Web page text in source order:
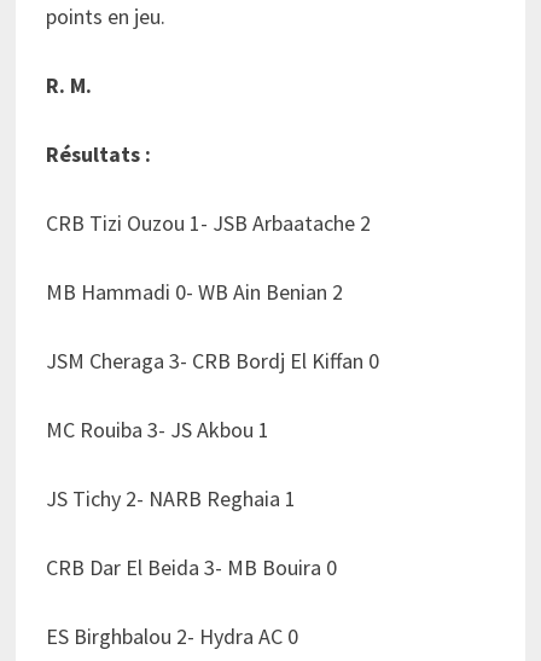
points en jeu.
R. M.
Résultats :
CRB Tizi Ouzou 1- JSB Arbaatache 2
MB Hammadi 0- WB Ain Benian 2
JSM Cheraga 3- CRB Bordj El Kiffan 0
MC Rouiba 3- JS Akbou 1
JS Tichy 2- NARB Reghaia 1
CRB Dar El Beida 3- MB Bouira 0
ES Birghbalou 2- Hydra AC 0